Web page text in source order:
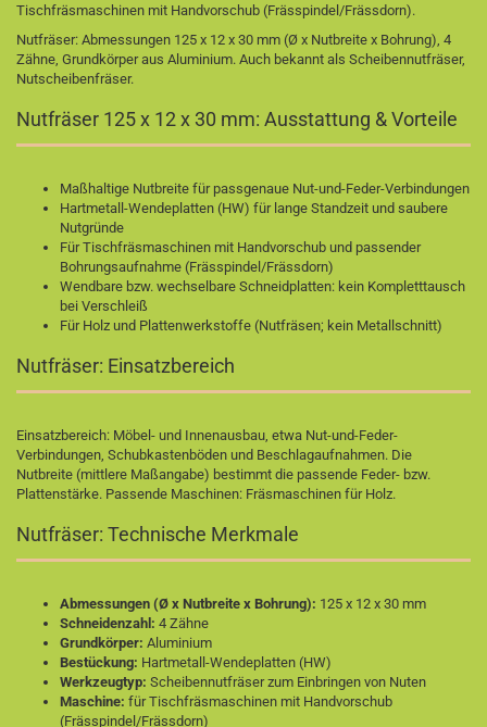
Tischfräsmaschinen mit Handvorschub (Frässpindel/Frässdorn).
Nutfräser: Abmessungen 125 x 12 x 30 mm (Ø x Nutbreite x Bohrung), 4
Zähne, Grundkörper aus Aluminium. Auch bekannt als Scheibennutfräser,
Nutscheibenfräser.
Nutfräser 125 x 12 x 30 mm: Ausstattung & Vorteile
Maßhaltige Nutbreite für passgenaue Nut-und-Feder-Verbindungen
Hartmetall-Wendeplatten (HW) für lange Standzeit und saubere
Nutgründe
Für Tischfräsmaschinen mit Handvorschub und passender
Bohrungsaufnahme (Frässpindel/Frässdorn)
Wendbare bzw. wechselbare Schneidplatten: kein Kompletttausch
bei Verschleiß
Für Holz und Plattenwerkstoffe (Nutfräsen; kein Metallschnitt)
Nutfräser: Einsatzbereich
Einsatzbereich: Möbel- und Innenausbau, etwa Nut-und-Feder-
Verbindungen, Schubkastenböden und Beschlagaufnahmen. Die
Nutbreite (mittlere Maßangabe) bestimmt die passende Feder- bzw.
Plattenstärke. Passende Maschinen: Fräsmaschinen für Holz.
Nutfräser: Technische Merkmale
Abmessungen (Ø x Nutbreite x Bohrung): 125 x 12 x 30 mm
Schneidenzahl: 4 Zähne
Grundkörper: Aluminium
Bestückung: Hartmetall-Wendeplatten (HW)
Werkzeugtyp: Scheibennutfräser zum Einbringen von Nuten
Maschine: für Tischfräsmaschinen mit Handvorschub
(Frässpindel/Frässdorn)